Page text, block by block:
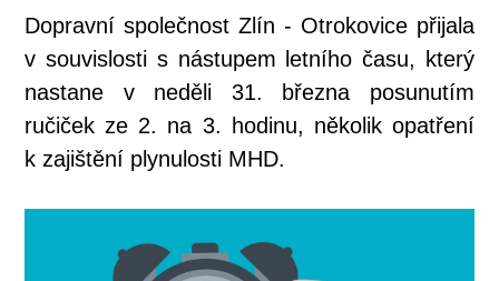
Dopravní společnost Zlín - Otrokovice přijala
v souvislosti s nástupem letního času, který
nastane v neděli 31. března posunutím
ručiček ze 2. na 3. hodinu, několik opatření
k zajištění plynulosti MHD.